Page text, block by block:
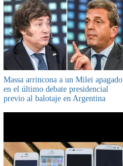
Massa arrincona a un Milei apagado
en el último debate presidencial
previo al balotaje en Argentina